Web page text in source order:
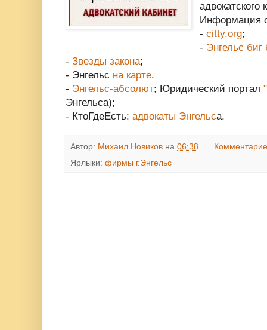
адвокатского
Информация
-citty.org;
- Энгельс биг
- Звезды закона;
- Энгельс на карте.
- Энгельс-абсолют; Юридический портал
Энгельса);
- КтоГдеЕсть: адвокаты Энгельса.
Автор: Михаил Новиков на 06:38
Ярлыки: фирмы г.Энгельс